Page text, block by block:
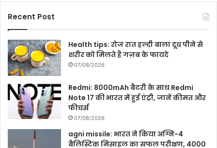
Recent Post
Health tips: रोज रात हल्दी बाला दूध पीने से
शरीर को मिलते हैं गज़ब के फायदे
07/08/2026
Redmi: 8000mAh बैटरी के साथ Redmi
Note 17 की भारत में हुई एंट्री, जानें कीमत और
फीचर्स
07/08/2026
agni missile: भारत ने किया अग्नि-4
बैलिस्टिक मिसाइल का सफल परीक्षण, 4000